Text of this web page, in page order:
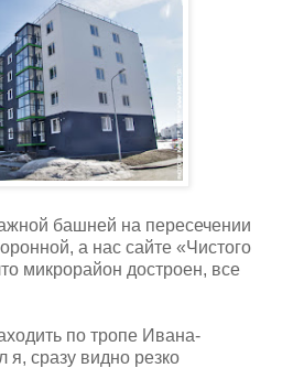
башней на пересечении
а нас сайте «Чистого
микрорайон достроен, все
по тропе Ивана-
я, сразу видно резко